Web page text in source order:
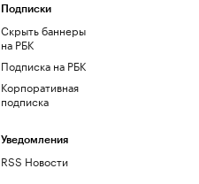
Подписки
Скрыть баннеры
на РБК
Подписка на РБК
Корпоративная
подписка
Уведомления
RSS Новости